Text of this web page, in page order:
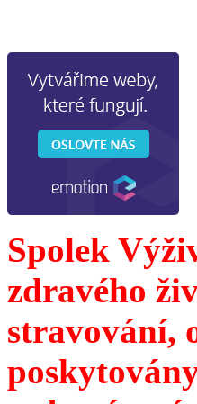
Spolek
zdravého
stravování,